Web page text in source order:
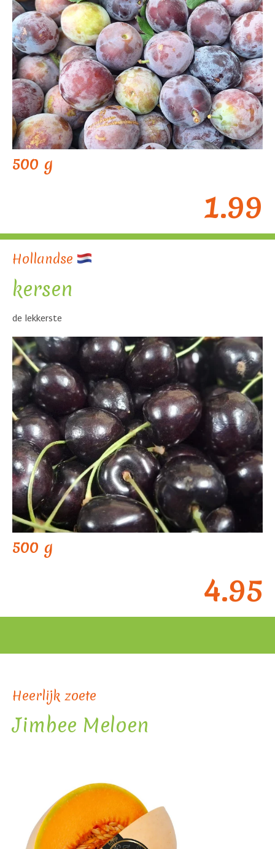
500 g
1.99
Hollandse
kersen
de lekkerste
500 g
4.95
Heerlijk zoete
Jimbee Meloen